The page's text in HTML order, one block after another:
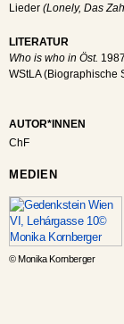
Lieder (Lonely, Das
LITERATUR
Who is who in Öst.
WStLA (Biographische
AUTOR*INNEN
ChF
MEDIEN
© Monika Kornberger